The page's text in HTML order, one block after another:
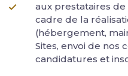
aux prestataires
cadre de la
(hébergement,
Sites, envoi de nos
candidatures et